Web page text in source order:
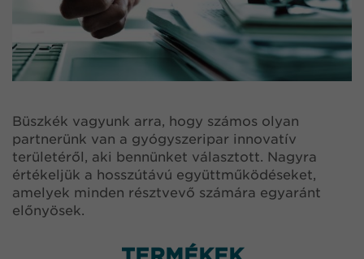
Büszkék vagyunk arra, hogy számos olyan
partnerünk van a gyógyszeripar innovatív
területéről, aki bennünket választott. Nagyra
értékeljük a hosszútávú együttműködéseket,
amelyek minden résztvevő számára egyaránt
előnyösek.